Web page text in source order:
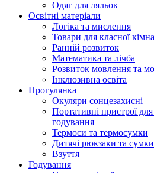
Одяг для ляльок
Освітні матеріали
Логіка та мислення
Товари для класної
Ранній розвиток
Математика та лічба
Розвиток мовлення та
Інклюзивна освіта
Прогулянка
Окуляри сонцезахисні
Портативні пристрої
годування
Термоси та термосумки
Дитячі рюкзаки та сумки
Взуття
Годування